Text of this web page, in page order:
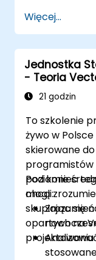
w sieciach
Tworzyć
Więcej...
Jednostka
- Teoria
21 godzin
To szkolenie
żywo w
skierowane
poziomie
chcą
skupiając się
opartych na
Pod koniec
mogli: